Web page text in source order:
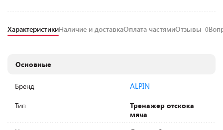
ХарактеристикиНаличие и доставкаОплата частямиОтзывы 0
Основные
Бренд ALPIN
Тип
Тренажер отскока
мяча